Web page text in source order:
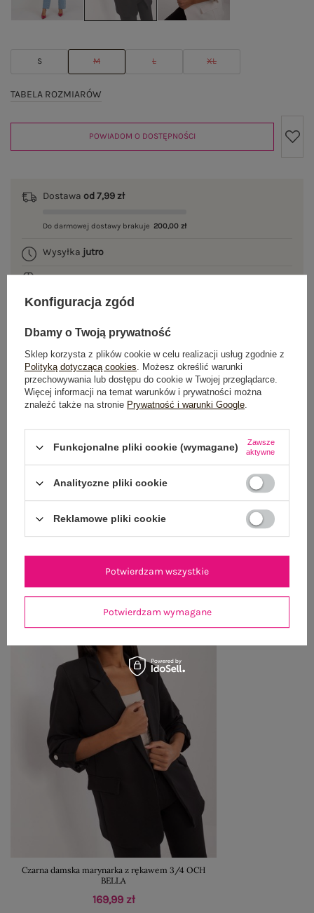
S M L XL
TABELA ROZMIARÓW
POWIADOM O DOSTĘPNOŚCI
Dostawa od 7,99 zł
Do darmowej dostawy brakuje 200,00 zł
Wysyłka jutro
GŁÓWNE PARAMETRY
OPINIE O PRODUKCIE (0)
WYSYŁKA I DOSTAWA
OSTATNIO OGLĄDANE
Czarna damska marynarka z rękawem 3/4 OCH
BELLA
169,99 zł
Konfiguracja zgód
Dbamy o Twoją prywatność
Sklep korzysta z plików cookie w celu realizacji usług zgodnie z
Polityką dotyczącą cookies. Możesz określić warunki
przechowywania lub dostępu do cookie w Twojej przeglądarce.
Więcej informacji na temat warunków i prywatności można
znaleźć także na stronie Prywatność i warunki Google.
Funkcjonalne pliki cookie (wymagane)
Zawsze
aktywne
Analityczne pliki cookie
Reklamowe pliki cookie
Potwierdzam wymagane
Potwierdzam wszystkie